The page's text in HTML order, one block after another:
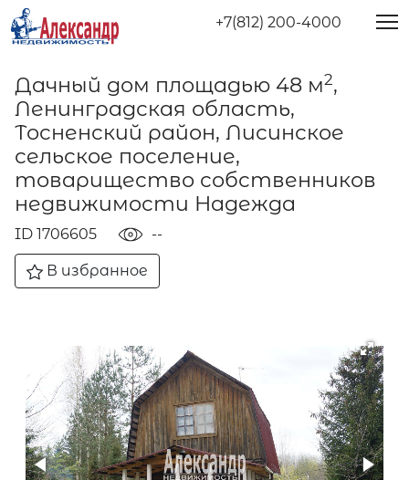
+7(812) 200-4000
Дачный дом площадью 48 м2,
Ленинградская область,
Тосненский район, Лисинское
сельское поселение,
товарищество собственников
недвижимости Надежда
ID 1706605 --
В избранное